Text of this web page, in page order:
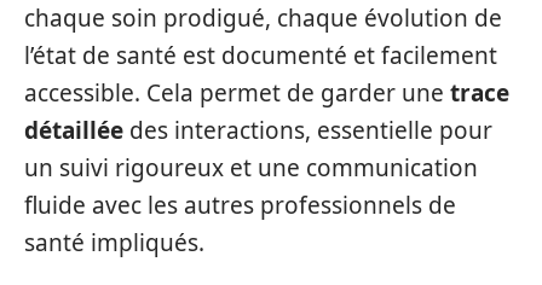
chaque soin prodigué, chaque évolution de
l’état de santé est documenté et facilement
accessible. Cela permet de garder une trace
détaillée des interactions, essentielle pour
un suivi rigoureux et une communication
fluide avec les autres professionnels de
santé impliqués.